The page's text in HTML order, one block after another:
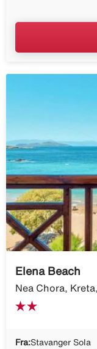
Elena Beach
Nea Chora,
Fra:Stavanger Sola